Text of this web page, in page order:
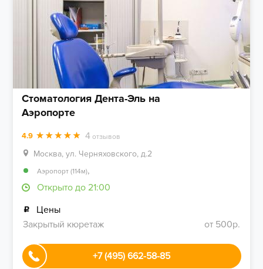
Стоматология Дента-Эль на
Аэропорте
4.9 4 отзывов
Москва, ул. Черняховского, д.2
Аэропорт (114м),
Открыто до 21:00
Цены
Закрытый кюретаж
от 500р.
+7 (495) 662-58-85